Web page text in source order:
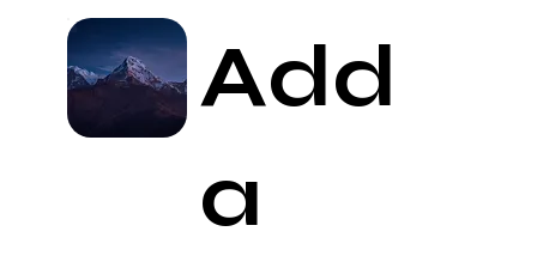
Add
a